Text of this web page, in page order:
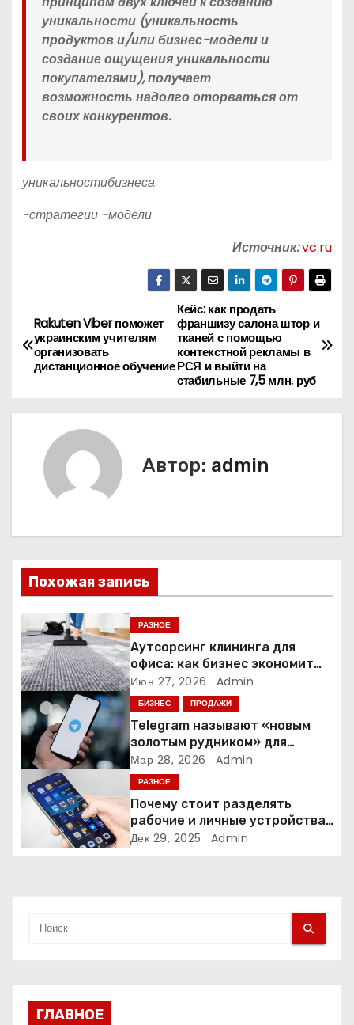
уникальности (уникальность
продуктов и/или бизнес-модели и
создание ощущения уникальности
покупателями), получает
возможность надолго оторваться от
своих конкурентов.
уникальностибизнеса
-стратегии -модели
Источник:vc.ru
Н
а
и
я
п
о
з
а
п
и
я
Кейс: как продать
франшизу салона штор и
тканей с помощью
контекстной рекламы в
РСЯ и выйти на
стабильные 7,5 млн. руб
Rakuten Viber поможет
украинским учителям
организовать
дистанционное обучение
Автор: admin
Похожая запись
РАЗНОЕ
Аутсорсинг клининга для
офиса: как бизнес экономит
время и деньги на уборке
Июн 27, 2026 Admin
БИЗНЕС ПРОДАЖИ
Telegram называют «новым
золотым рудником» для
креаторов: как блогеры
создают онлайн-бизнес
Мар 28, 2026 Admin
РАЗНОЕ
Почему стоит разделять
рабочие и личные устройства
— и чем опасно всё смешивать
Дек 29, 2025 Admin
ГЛАВНОЕ